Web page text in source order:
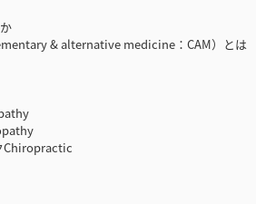
& alternative medicine：CAM）とは
Chiropractic